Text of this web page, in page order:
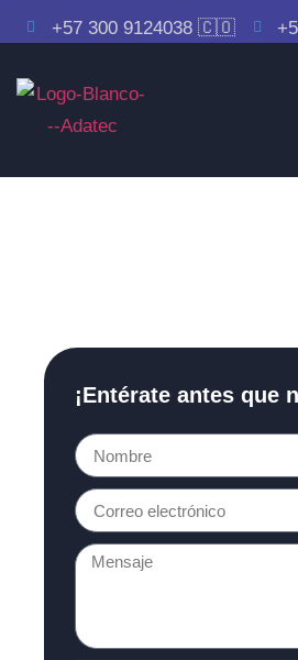
+57 300 9124038 🇨🇴
¡Entérate antes que